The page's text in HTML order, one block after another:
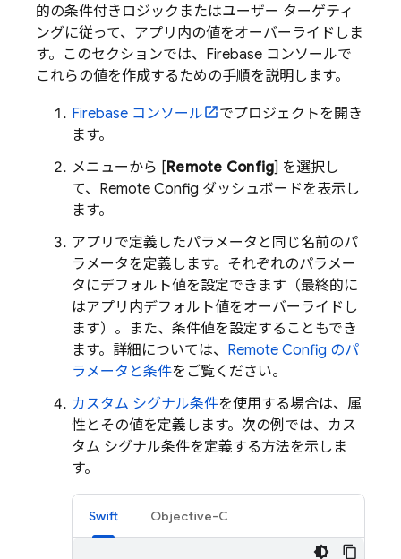
的の条件付きロジックまたはユーザー ターゲティ
ングに従って、アプリ内の値をオーバーライドしま
す。このセクションでは、 Firebase コンソールで
これらの値を作成するための手順を説明します。
Firebase コンソール
でプロジェクトを開き
ます。
メニューから [Remote Config] を選択し
て、 Remote Config ダッシュボードを表示し
ます。
アプリで定義したパラメータと同じ名前のパ
ラメータを定義します。それぞれのパラメー
タにデフォルト値を設定できます（最終的に
はアプリ内デフォルト値をオーバーライドし
ます）。また、条件値を設定することもでき
ます。詳細については、 Remote Config のパ
ラメータと条件をご覧ください。
カスタム シグナル条件を使用する場合は、属
性とその値を定義します。次の例では、カス
タム シグナル条件を定義する方法を示しま
す。
Swift Objective-C